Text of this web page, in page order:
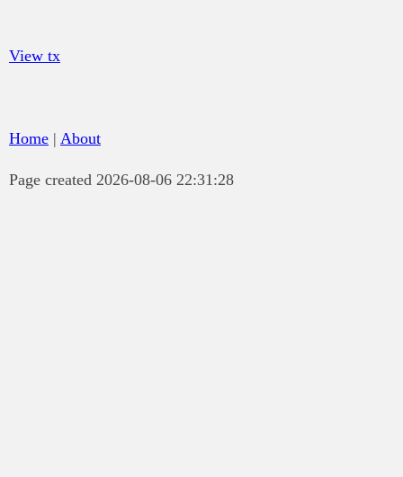
View tx
Home | About
Page created 2026-08-06 22:31:28